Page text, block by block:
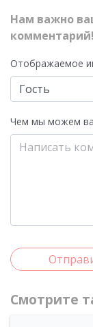
Нам важно
комментарий!
Отображаемое
Чем мы можем
Смотрите